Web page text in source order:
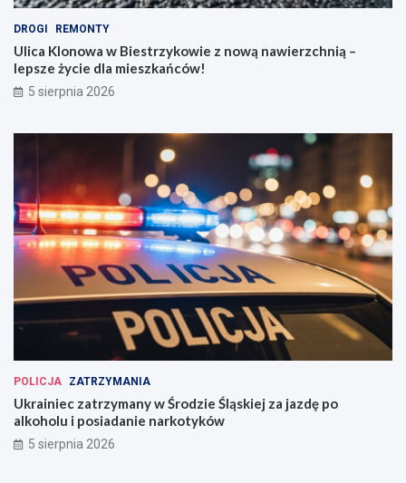
DROGI REMONTY
Ulica Klonowa w Biestrzykowie z nową nawierzchnią –
lepsze życie dla mieszkańców!
5 sierpnia 2026
POLICJA ZATRZYMANIA
Ukrainiec zatrzymany w Środzie Śląskiej za jazdę po
alkoholu i posiadanie narkotyków
5 sierpnia 2026